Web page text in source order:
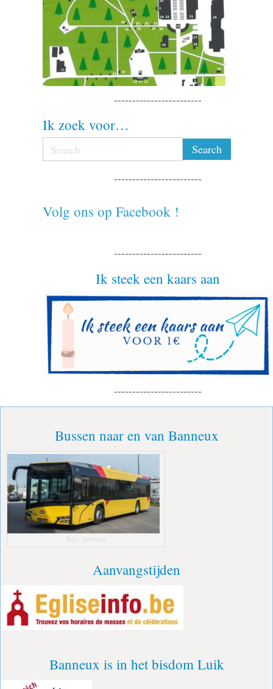
------------------------
Ik zoek voor…
------------------------
Volg ons op Facebook !
------------------------
Ik steek een kaars aan
------------------------
Bussen naar en van Banneux
Bus - Autobus
Aanvangstijden
Banneux is in het bisdom Luik